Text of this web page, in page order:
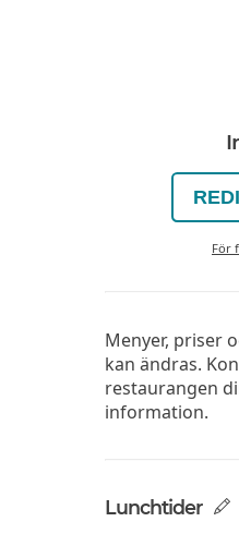
För
Menyer, priser
kan ändras.
restaurangen
information.
Lunchtider